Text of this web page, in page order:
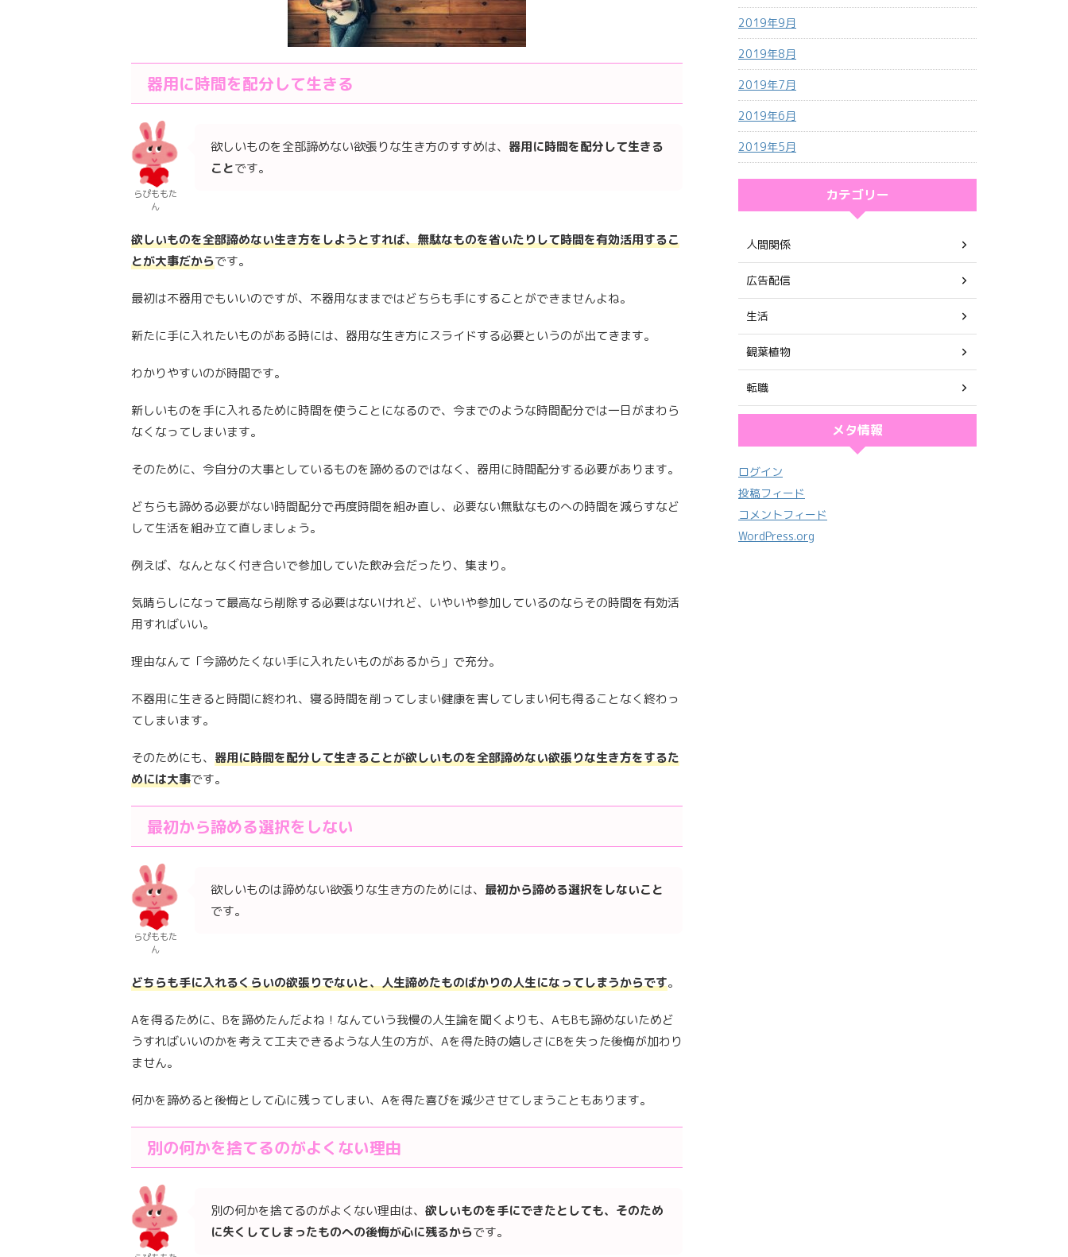
器用に時間を配分して生きる
らぴももた
ん
欲しいものを全部諦めない欲張りな生き方のすすめは、 器用に時間を配分して生きる
ことです。
欲しいものを全部諦めない生き方をしようとすれば、無駄なものを省いたりして時間を有効活用するこ
とが大事だからです。
最初は不器用でもいいのですが、不器用なままではどちらも手にすることができませんよね。
新たに手に入れたいものがある時には、器用な生き方にスライドする必要というのが出てきます。
わかりやすいのが時間です。
新しいものを手に入れるために時間を使うことになるので、今までのような時間配分では一日がまわら
なくなってしまいます。
そのために、今自分の大事としているものを諦めるのではなく、器用に時間配分する必要があります。
どちらも諦める必要がない時間配分で再度時間を組み直し、必要ない無駄なものへの時間を減らすなど
して生活を組み立て直しましょう。
例えば、なんとなく付き合いで参加していた飲み会だったり、集まり。
気晴らしになって最高なら削除する必要はないけれど、いやいや参加しているのならその時間を有効活
用すればいい。
理由なんて「今諦めたくない手に入れたいものがあるから」で充分。
不器用に生きると時間に終われ、寝る時間を削ってしまい健康を害してしまい何も得ることなく終わっ
てしまいます。
そのためにも、 器用に時間を配分して生きることが欲しいものを全部諦めない欲張りな生き方をするた
めには大事です。
最初から諦める選択をしない
らぴももた
ん
欲しいものは諦めない欲張りな生き方のためには、 最初から諦める選択をしないこと
です。
どちらも手に入れるくらいの欲張りでないと、人生諦めたものばかりの人生になってしまうからです。
Aを得るために、Bを諦めたんだよね！なんていう我慢の人生論を聞くよりも、AもBも諦めないためど
うすればいいのかを考えて工夫できるような人生の方が、Aを得た時の嬉しさにBを失った後悔が加わり
ません。
何かを諦めると後悔として心に残ってしまい、Aを得た喜びを減少させてしまうこともあります。
別の何かを捨てるのがよくない理由
別の何かを捨てるのがよくない理由は、 欲しいものを手にできたとしても、 そのため
に失くしてしまったものへの後悔が心に残るからです。
2019年9月
2019年8月
2019年7月
2019年6月
2019年5月
カテゴリー
人間関係
広告配信
生活
観葉植物
転職
メタ情報
ログイン
投稿フィード
コメントフィード
WordPress.org